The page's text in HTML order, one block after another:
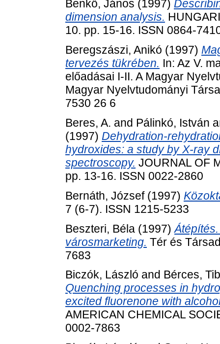
Benkő, János (1997)
dimension analysis.
10. pp. 15-16. ISSN 0864-
Beregszászi, Anikó (1997)
tervezés tükrében. In: Az V.
előadásai I-II. A Magyar
Magyar Nyelvtudományi
7530 26 6
Beres, A. and Pálinkó, István
(1997) Dehydration-
hydroxides: a study by X-ray
spectroscopy. JOURNAL OF
pp. 13-16. ISSN 0022-2860
Bernáth, József(1997)
7 (6-7). ISSN 1215-5233
Beszteri, Béla (1997)
városmarketing. Tér és
7683
Biczók, László and Bérces,
Quenching processes in
excited fluorenone with
AMERICAN CHEMICAL
0002-7863